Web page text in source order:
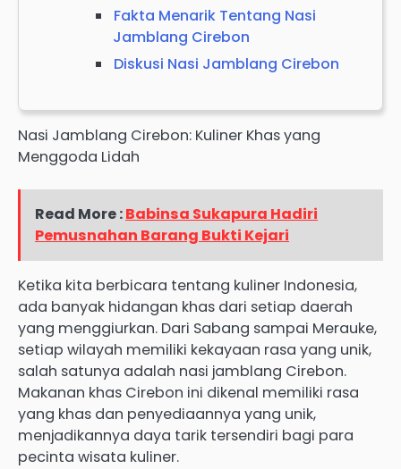
Fakta Menarik Tentang Nasi
Jamblang Cirebon
Diskusi Nasi Jamblang Cirebon
Nasi Jamblang Cirebon: Kuliner Khas yang
Menggoda Lidah
Read More :Babinsa Sukapura Hadiri
Pemusnahan Barang Bukti Kejari
Ketika kita berbicara tentang kuliner Indonesia,
ada banyak hidangan khas dari setiap daerah
yang menggiurkan. Dari Sabang sampai Merauke,
setiap wilayah memiliki kekayaan rasa yang unik,
salah satunya adalah nasi jamblang Cirebon.
Makanan khas Cirebon ini dikenal memiliki rasa
yang khas dan penyediaannya yang unik,
menjadikannya daya tarik tersendiri bagi para
pecinta wisata kuliner.